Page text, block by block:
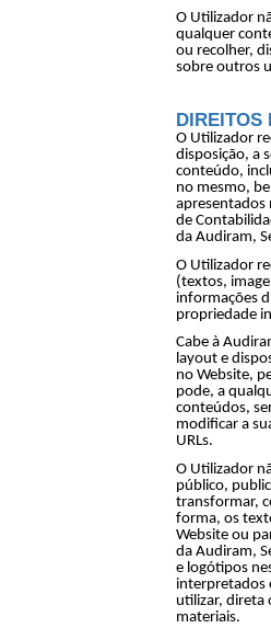
O Utilizador
qualquer
ou recolher,
sobre outros
DIREITOS
O Utilizador
disposição, a
conteúdo,
no mesmo,
apresentados
de
da Audiram,
O Utilizador
(textos,
informações
propriedade
Cabe à
layout e
no Website,
pode, a
conteúdos,
modificar a
URLs.
O Utilizador
público,
transformar,
forma, os
Website ou
da Audiram,
e logótipos
interpretados
utilizar, direta
materiais.